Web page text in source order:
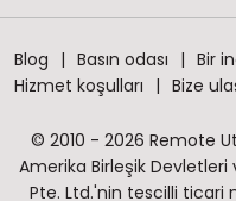
Blog Basın odası
Bir
Hizmet koşulları
Bize
© 2010 - 2026 Remote
Amerika Birleşik
Pte. Ltd.'nin tescilli ticari